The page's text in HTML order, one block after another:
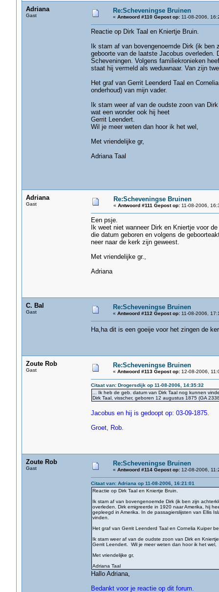
Adriana
Gast
Re:Scheveningse Bruinen
« Antwoord #110 Gepost op:11-08-2006,
Reactie op Dirk Taal en Kniertje Bruin.
Ik stam af van bovengenoemde Dirk (ik
geboorte van de laatste Jacobus overleden.
Scheveningen. Volgens familiekronieken
staat hij vermeld als weduwnaar. Van zijn
Het graf van Gerrit Leenderd Taal en
onderhoud) van mijn vader.
Ik stam weer af van de oudste zoon van
wat een wonder ook hij heet
Gerrit Leendert.
Wil je meer weten dan hoor ik het wel,
Met vriendelijke gr,
Adriana Taal
Adriana
Gast
Re:Scheveningse Bruinen
« Antwoord #111 Gepost op:11-08-2006,
Een psje.
Ik weet niet wanneer Dirk en Kniertje voor
die datum geboren en volgens de
neer naar de kerk zijn geweest.
Met vriendelijke gr.,
Adriana
C. Bal
Gast
Re:Scheveningse Bruinen
« Antwoord #112 Gepost op:11-08-2006,
Ha,ha dit is een goeije voor het zingen de
Zoute Rob
Gast
Re:Scheveningse Bruinen
« Antwoord #113 Gepost op:12-08-2006,
Citaat van: Drogersdijk op 11-08-2006, 14:35:32
... Ik heb de geb. datum van Dirk Taal nog kunnen
Dirk Taal, visscher, geboren 12 augustus 1875 (GA
Jacobus en hij is gedoopt op: 03-09-1875.
Groet, Rob.
Zoute Rob
Gast
Re:Scheveningse Bruinen
« Antwoord #114 Gepost op:12-08-2006,
Citaat van: Adriana op 11-08-2006, 16:21:01
Reactie op Dirk Taal en Kniertje Bruin.
Ik stam af van bovengenoemde Dirk (ik ben zijn
overleden. Dirk emigreerde in 1920 naar Amerika, hij
gepleegd in Amerika. In de passagierslijsten van Ellis
vinden.
Het graf van Gerrit Leenderd Taal en Cornelia Kuiper
Ik stam weer af van de oudste zoon van Dirk en
Gerrit Leendert. Wil je meer weten dan hoor ik het wel,
Met vriendelijke gr,
Adriana Taal
Hallo Adriana,
Bedankt voor je reactie op dit forum.